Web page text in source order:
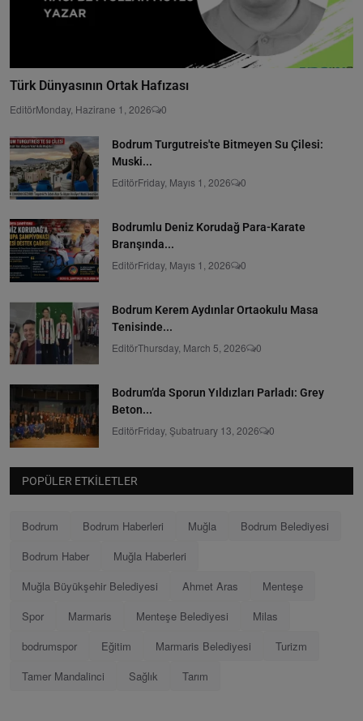
Türk Dünyasının Ortak Hafızası
EditörMonday, Hazirane 1, 2026 0
Bodrum Turgutreis'te Bitmeyen Su Çilesi:
Muski...
EditörFriday, Mayıs 1, 2026 0
Bodrumlu Deniz Korudağ Para-Karate
Branşında...
EditörFriday, Mayıs 1, 2026 0
Bodrum Kerem Aydınlar Ortaokulu Masa
Tenisinde...
EditörThursday, March 5, 2026 0
Bodrum’da Sporun Yıldızları Parladı: Grey
Beton...
EditörFriday, Şubatruary 13, 2026 0
POPÜLER ETKILETLER
Bodrum Bodrum Haberleri Muğla
Bodrum Belediyesi
Bodrum Haber
Muğla Haberleri
Muğla Büyükşehir Belediyesi
Ahmet Aras
Menteşe
Spor
Marmaris Menteşe Belediyesi
Milas
bodrumspor
Eğitim Marmaris Belediyesi
Turizm
Tamer Mandalinci
Sağlık Tarım